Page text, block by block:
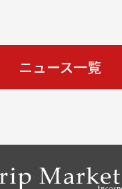
ニュース一覧